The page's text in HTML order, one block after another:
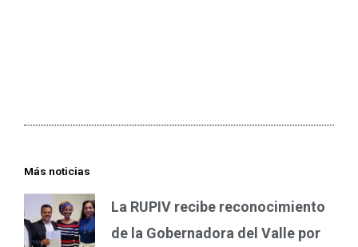
Más noticias
La RUPIV recibe reconocimiento
de la Gobernadora del Valle por